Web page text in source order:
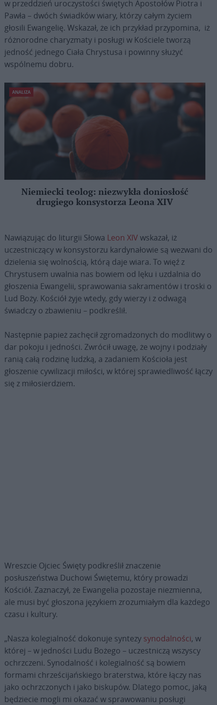
w przeddzień uroczystości świętych Apostołów Piotra i
Pawła – dwóch świadków wiary, którzy całym życiem
głosili Ewangelię. Wskazał, że ich przykład przypomina, iż
różnorodne charyzmaty i posługi w Kościele tworzą
jedność jednego Ciała Chrystusa i powinny służyć
wspólnemu dobru.
ANALIZA
Niemiecki teolog: niezwykła doniosłość
drugiego konsystorza Leona XIV
Nawiązując do liturgii Słowa Leon XIV wskazał, iż
uczestniczący w konsystorzu kardynałowie są wezwani do
dzielenia się wolnością, którą daje wiara. To więź z
Chrystusem uwalnia nas bowiem od lęku i uzdalnia do
głoszenia Ewangelii, sprawowania sakramentów i troski o
Lud Boży. Kościół żyje wtedy, gdy wierzy i z odwagą
świadczy o zbawieniu – podkreślił.
Następnie papież zachęcił zgromadzonych do modlitwy o
dar pokoju i jedności. Zwrócił uwagę, że wojny i podziały
ranią całą rodzinę ludzką, a zadaniem Kościoła jest
głoszenie cywilizacji miłości, w której sprawiedliwość łączy
się z miłosierdziem.
Wreszcie Ojciec Święty podkreślił znaczenie
posłuszeństwa Duchowi Świętemu, który prowadzi
Kościół. Zaznaczył, że Ewangelia pozostaje niezmienna,
ale musi być głoszona językiem zrozumiałym dla każdego
czasu i kultury.
„Nasza kolegialność dokonuje syntezy synodalności, w
której – w jedności Ludu Bożego – uczestniczą wszyscy
ochrzczeni. Synodalność i kolegialność są bowiem
formami chrześcijańskiego braterstwa, które łączy nas
jako ochrzczonych i jako biskupów. Dlatego pomoc, jaką
będziecie mogli mi okazać w sprawowaniu posługi